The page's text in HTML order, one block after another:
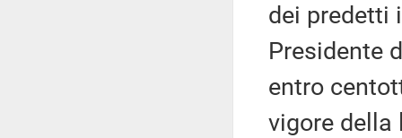
dei predetti
Presidente
entro
vigore della